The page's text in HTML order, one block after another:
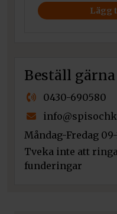
Lägg
Pris:375kr
Lägg
Kratki
Pris:790
Beställ
0430-690580
Måndag-Fredag 09-
Tveka inte att
funderingar